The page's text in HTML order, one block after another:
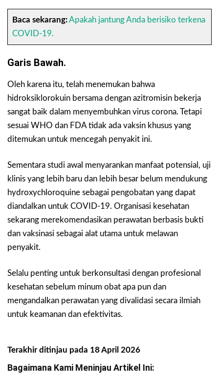
Baca sekarang: Apakah jantung Anda berisiko terkena
COVID-19.
Garis Bawah.
Oleh karena itu, telah menemukan bahwa
hidroksiklorokuin bersama dengan azitromisin bekerja
sangat baik dalam menyembuhkan virus corona. Tetapi
sesuai WHO dan FDA tidak ada vaksin khusus yang
ditemukan untuk mencegah penyakit ini.
Sementara studi awal menyarankan manfaat potensial, uji
klinis yang lebih baru dan lebih besar belum mendukung
hydroxychloroquine sebagai pengobatan yang dapat
diandalkan untuk COVID-19. Organisasi kesehatan
sekarang merekomendasikan perawatan berbasis bukti
dan vaksinasi sebagai alat utama untuk melawan
penyakit.
Selalu penting untuk berkonsultasi dengan profesional
kesehatan sebelum minum obat apa pun dan
mengandalkan perawatan yang divalidasi secara ilmiah
untuk keamanan dan efektivitas.
Terakhir ditinjau pada 18 April 2026
Bagaimana Kami Meninjau Artikel Ini: